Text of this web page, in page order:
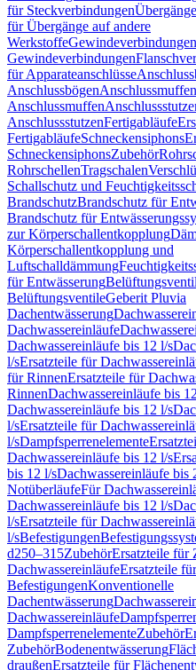
für Steckverbindungen
für Übergänge auf andere
WerkstoffeGewindeverbindungen
Gewindeverbindungen
für Apparateanschlüsse
AnschlussbögenAnschlussmuffen
Anschlussmuffen
AnschlussstutzenFertigabläufe
FertigabläufeSchneckensiphons
SchneckensiphonsZubehör
RohrschellenTragschalen
Schallschutz und
BrandschutzBrandschutz für
Brandschutz für
zur Körperschallentkopplung
Körperschallentkopplung und
Luftschalldämmung
für Entwässerung
BelüftungsventileGeberit Pluvia
Dachentwässerung
Dachwassereinläufe
Dachwassereinläufe bis 12 l/s
l/sErsatzteile für
für RinnenErsatzteile für
RinnenDachwassereinläufe bis
Dachwassereinläufe bis 12 l/s
l/sErsatzteile für
l/sDampfsperrenelemente
Dachwassereinläufe bis 12 l/s
bis 12 l/sDachwassereinläufe bis
NotüberläufeFür
Dachwassereinläufe bis 12 l/s
l/sErsatzteile für
l/sBefestigungen
d250–315ZubehörErsatzteile für
DachwassereinläufeErsatzteile
BefestigungenKonventionelle
Dachentwässerung
Dachwassereinläufe
DampfsperrenelementeZubehör
ZubehörBodenentwässerung
draußenErsatzteile für